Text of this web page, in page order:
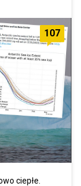
107
ciepłe.